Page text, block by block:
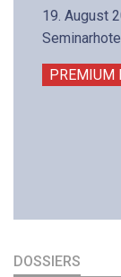
19. August
PREMIUM
DOSSIERS